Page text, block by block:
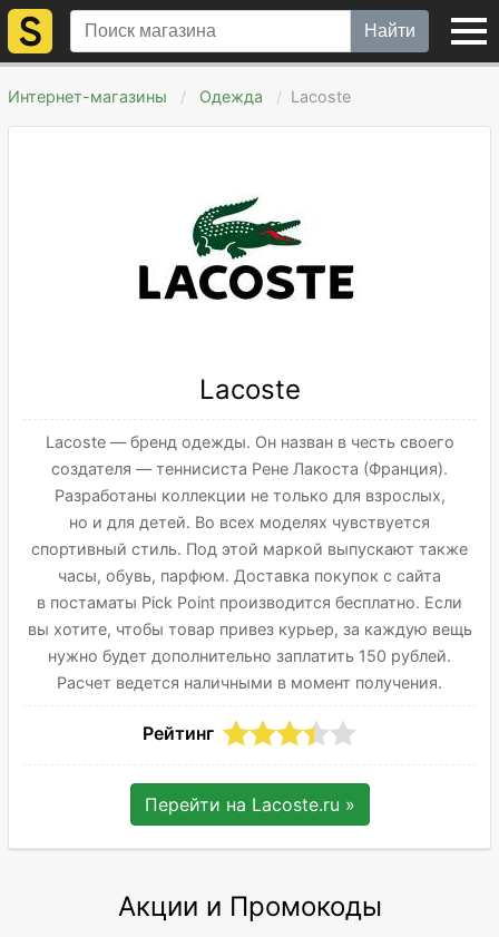
Найти
Интернет-магазины Одежда Lacoste
Lacoste
Lacoste — бренд одежды. Он назван в честь своего
создателя — теннисиста Рене Лакоста (Франция).
Разработаны коллекции не только для взрослых,
но и для детей. Во всех моделях чувствуется
спортивный стиль. Под этой маркой выпускают также
часы, обувь, парфюм. Доставка покупок с сайта
в постаматы Pick Point производится бесплатно. Если
вы хотите, чтобы товар привез курьер, за каждую вещь
нужно будет дополнительно заплатить 150 рублей.
Расчет ведется наличными в момент получения.
Рейтинг
Перейти на Lacoste.ru »
Акции и Промокоды